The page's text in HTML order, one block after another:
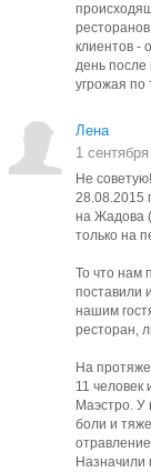
клиентов -
день
угрожая
Лена
1
Не
28.08.2015
на Жадова
только на
То что нам
поставили
нашим
ресторан,
На
11 человек
Маэстро. У
боли и
Назначили